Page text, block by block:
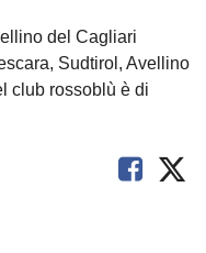
del Cagliari
Sudtirol, Avellino
club rossoblù è di